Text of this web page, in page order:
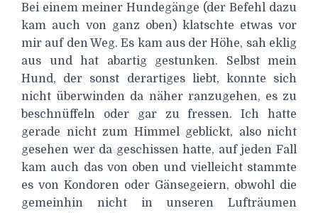
Bei einem meiner Hundegänge (der Befehl dazu
kam auch von ganz oben) klatschte etwas vor
mir auf den Weg. Es kam aus der Höhe, sah eklig
aus und hat abartig gestunken. Selbst mein
Hund, der sonst derartiges liebt, konnte sich
nicht überwinden da näher ranzugehen, es zu
beschnüffeln oder gar zu fressen. Ich hatte
gerade nicht zum Himmel geblickt, also nicht
gesehen wer da geschissen hatte, auf jeden Fall
kam auch das von oben und vielleicht stammte
es von Kondoren oder Gänsegeiern, obwohl die
gemeinhin nicht in unseren Lufträumen